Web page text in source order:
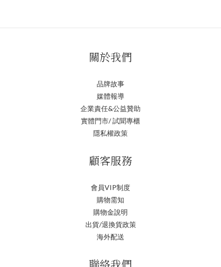
關於我們
品牌故事
媒體報導
企業責任&公益贊助
實體門市/ 試聞專櫃
隱私權政策
顧客服務
會員VIP制度
購物需知
購物金說明
出貨/退換貨政策
海外配送
聯絡我們